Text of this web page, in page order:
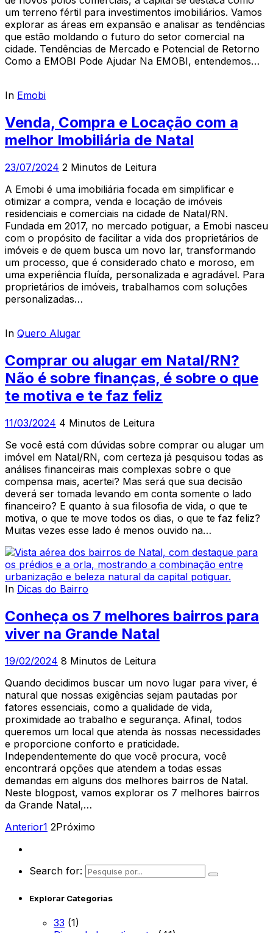
um terreno fértil para investimentos imobiliários. Vamos
explorar as áreas em expansão e analisar as tendências
que estão moldando o futuro do setor comercial na
cidade. Tendências de Mercado e Potencial de Retorno
Como a EMOBI Pode Ajudar Na EMOBI, entendemos…
In Emobi
Venda, Compra e Locação com a
melhor Imobiliária de Natal
23/07/2024 2 Minutos de Leitura
A Emobi é uma imobiliária focada em simplificar e
otimizar a compra, venda e locação de imóveis
residenciais e comerciais na cidade de Natal/RN.
Fundada em 2017, no mercado potiguar, a Emobi nasceu
com o propósito de facilitar a vida dos proprietários de
imóveis e de quem busca um novo lar, transformando
um processo, que é considerado chato e moroso, em
uma experiência fluída, personalizada e agradável. Para
proprietários de imóveis, trabalhamos com soluções
personalizadas…
In Quero Alugar
Comprar ou alugar em Natal/RN?
Não é sobre finanças, é sobre o que
te motiva e te faz feliz
11/03/2024 4 Minutos de Leitura
Se você está com dúvidas sobre comprar ou alugar um
imóvel em Natal/RN, com certeza já pesquisou todas as
análises financeiras mais complexas sobre o que
compensa mais, acertei? Mas será que sua decisão
deverá ser tomada levando em conta somente o lado
financeiro? E quanto à sua filosofia de vida, o que te
motiva, o que te move todos os dias, o que te faz feliz?
Muitas vezes esse lado é menos ouvido na…
In Dicas do Bairro
Conheça os 7 melhores bairros para
viver na Grande Natal
19/02/2024 8 Minutos de Leitura
Quando decidimos buscar um novo lugar para viver, é
natural que nossas exigências sejam pautadas por
fatores essenciais, como a qualidade de vida,
proximidade ao trabalho e segurança. Afinal, todos
queremos um local que atenda às nossas necessidades
e proporcione conforto e praticidade.
Independentemente do que você procura, você
encontrará opções que atendem a todas essas
demandas em alguns dos melhores bairros de Natal.
Neste blogpost, vamos explorar os 7 melhores bairros
da Grande Natal,…
Anterior1 2Próximo
Search for:
Explorar Categorias
33 (1)